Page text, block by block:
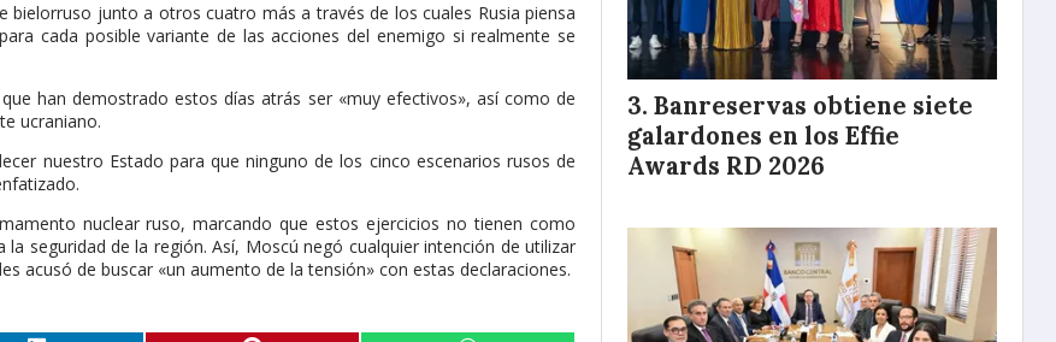
junto a otros cuatro más a través de los cuales Rusia piensa
cada posible variante de las acciones del enemigo si realmente se
han demostrado estos días atrás ser «muy efectivos», así como de
ucraniano.
nuestro Estado para que ninguno de los cinco escenarios rusos de
nuclear ruso, marcando que estos ejercicios no tienen como
seguridad de la región. Así, Moscú negó cualquier intención de utilizar
acusó de buscar «un aumento de la tensión» con estas declaraciones.
Banreservas obtiene siete
galardones en los Effie
Awards RD 2026